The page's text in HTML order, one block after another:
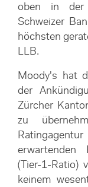
oben in der
Schweizer
höchsten
LLB.
Moody's hat
der
Zürcher
zu
erwartenden
(Tier-1-Ratio)
keinem